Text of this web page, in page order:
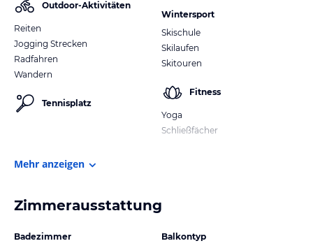
Outdoor-Aktivitäten
Reiten
Jogging Strecken
Radfahren
Wandern
Tennisplatz
Wintersport
Skischule
Skilaufen
Skitouren
Fitness
Yoga
Schließfächer
Mehr anzeigen
Zimmerausstattung
Badezimmer
Balkontyp